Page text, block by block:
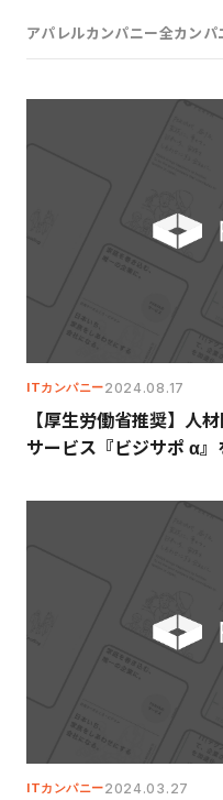
アパレルカンパニー全カンパ
ITカンパニー2024.08.17
【厚生労働省推奨】人
サービス『ビジサポ α』
ITカンパニー2024.03.27